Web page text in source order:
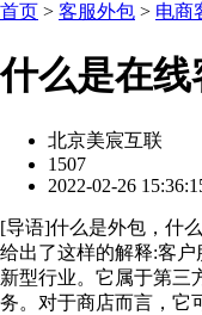
首页 > 客服外包 > 电商
什么是在线
北京美宸互联
1507
2022-02-26
[导语]什么是外包，什
给出了这样的解释:客
新型行业。它属于第三
务。对于商店而言，它